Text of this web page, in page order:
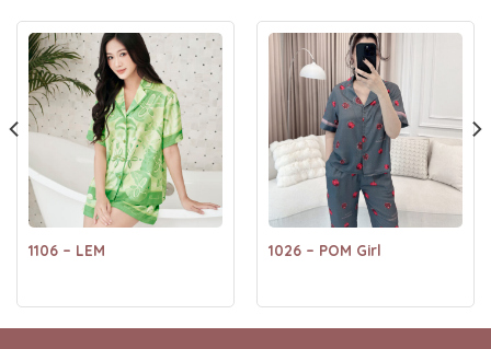
1106 – LEM 1026 – POM Girl